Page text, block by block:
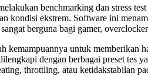
benchmarking dan stress
kondisi ekstrem. Software ini
berguna bagi gamer,
kemampuannya untuk memberikan
dengan berbagai preset tes
throttling, atau ketidakstabilan